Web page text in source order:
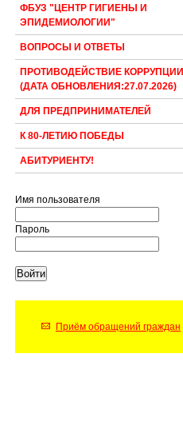
ФБУЗ "ЦЕНТР ГИГИЕНЫ И
ЭПИДЕМИОЛОГИИ"
ВОПРОСЫ И ОТВЕТЫ
ПРОТИВОДЕЙСТВИЕ КОРРУПЦИИ
(ДАТА ОБНОВЛЕНИЯ:27.07.2026)
ДЛЯ ПРЕДПРИНИМАТЕЛЕЙ
К 80-ЛЕТИЮ ПОБЕДЫ
АБИТУРИЕНТУ!
Имя пользователя
Пароль
Приём обращений граждан